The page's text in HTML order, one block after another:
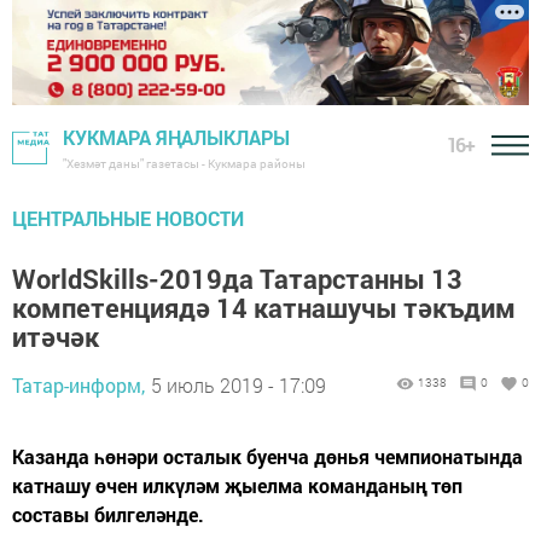
КУКМАРА ЯҢАЛЫКЛАРЫ
"Хезмәт даны" газетасы - Кукмара районы
16+
ЦЕНТРАЛЬНЫЕ НОВОСТИ
WorldSkills-2019да Татарстанны 13
компетенциядә 14 катнашучы тәкъдим
итәчәк
Татар-информ, 5 июль 2019 - 17:09 1338 0 0
Казанда һөнәри осталык буенча дөнья чемпионатында
катнашу өчен илкүләм җыелма команданың төп
составы билгеләнде.